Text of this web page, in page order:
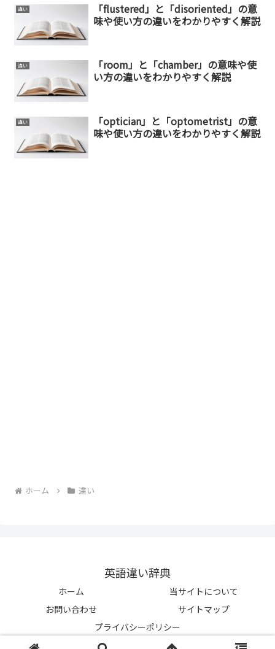
違い
「flustered」と「disoriented」の意
味や使い方の違いをわかりやすく解説
違い
「room」と「chamber」の意味や使
い方の違いをわかりやすく解説
違い
「optician」と「optometrist」の意
味や使い方の違いをわかりやすく解説
ホーム 違い
英語違い辞典
ホーム
当サイトについて
お問い合わせ
サイトマップ
プライバシーポリシー